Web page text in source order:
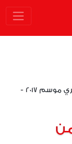
الدوري المصري موسم 2017 -